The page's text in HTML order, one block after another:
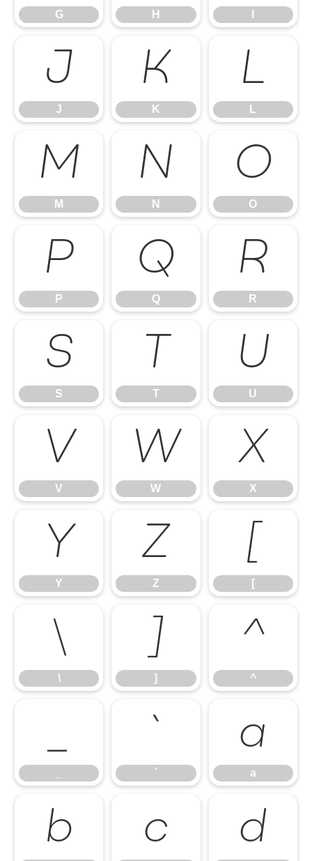
G H
J
J
K
K
L
L
M
M
N
N
O
O
P
P
Q
Q
R
R
S
S
T
T
U
U
V
V
W
W
X
X
Y
Y
Z
Z
[
[
\
\
]
]
^
^
`
`
a
a
b c d